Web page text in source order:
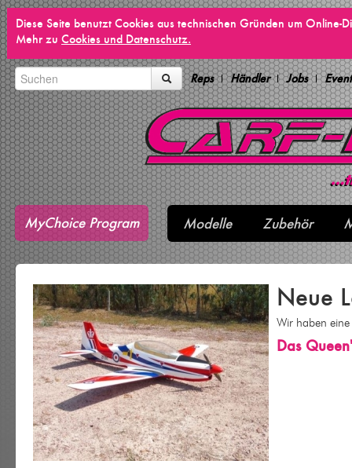
Diese Seite benutzt Cookies aus technischen Gründen um Online-
Mehr zu Cookies und Datenschutz.
Reps Händler Jobs
MyChoice Program Modelle Zubehör
Neue
Wir haben
Das